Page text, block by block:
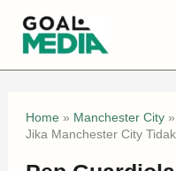
Home» Manchester City»
Jika Manchester City